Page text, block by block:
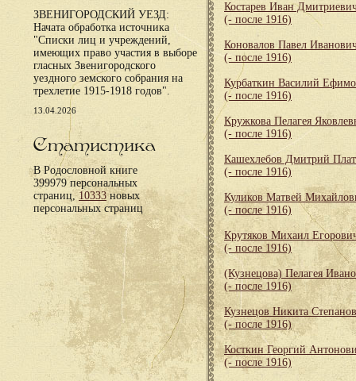
ЗВЕНИГОРОДСКИЙ УЕЗД:
Начата обработка источника
"Списки лиц и учреждений,
имеющих право участия в выборе
гласных Звенигородского
уездного земского собрания на
трехлетие 1915-1918 годов".
13.04.2026
Статистика
В Родословной книге
399979 персональных
страниц, 10333новых
персональных страниц
Костарев Иван
(- после 1916)
Коновалов Павел
(- после 1916)
Курбаткин Василий
(- после 1916)
Кружкова Пелагея
(- после 1916)
Кашехлебов Дмитрий
(- после 1916)
Куликов Матвей
(- после 1916)
Крутяков Михаил
(- после 1916)
(Кузнецова) Пелагея
(- после 1916)
Кузнецов Никита
(- после 1916)
Косткин Георгий
(- после 1916)